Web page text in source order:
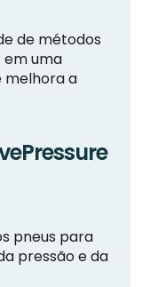
de métodos
em uma
melhora a
pneus para
pressão e da